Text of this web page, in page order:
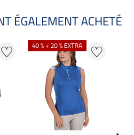
ÉGALEMENT ACHETÉ
40 % + 20 % EXTRA